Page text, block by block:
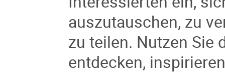
auszutauschen, zu
zu teilen. Nutzen Sie
entdecken,